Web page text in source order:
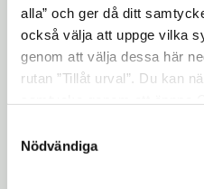
alla” och ger då ditt
också välja att uppge vilka
genom att välja dessa här
rutan ”Tillåt urval”. Du kan
"Visa detaljer" kan du läsa
hur vi och våra leverantörer
Nödvändiga
Du ansöker genom
Ansökan om
till Södertälje
Du behöver inte ha